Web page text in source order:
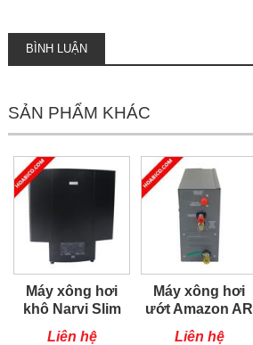
BÌNH LUẬN
SẢN PHẨM KHÁC
Máy xông hơi
khô Narvi Slim
6kW
Liên hệ
Máy xông hơi
ướt Amazon AR
18C
Liên hệ